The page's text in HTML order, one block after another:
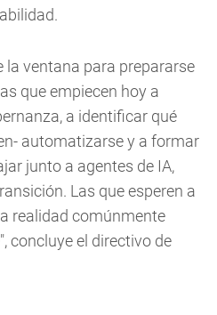
la ventana para prepararse
que empiecen hoy a
a identificar qué
automatizarse y a formar
junto a agentes de IA,
Las que esperen a
realidad comúnmente
concluye el directivo de